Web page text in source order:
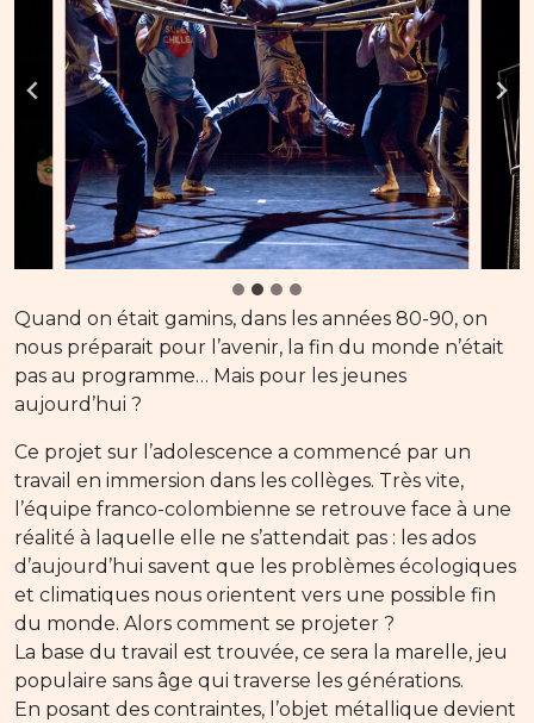
Quand on était gamins, dans les années 80-90, on
nous préparait pour l’avenir, la fin du monde n’était
pas au programme… Mais pour les jeunes
aujourd’hui ?
Ce projet sur l’adolescence a commencé par un
travail en immersion dans les collèges. Très vite,
l’équipe franco-colombienne se retrouve face à une
réalité à laquelle elle ne s’attendait pas : les ados
d’aujourd’hui savent que les problèmes écologiques
et climatiques nous orientent vers une possible fin
du monde. Alors comment se projeter ?
La base du travail est trouvée, ce sera la marelle, jeu
populaire sans âge qui traverse les générations.
En posant des contraintes, l’objet métallique devient